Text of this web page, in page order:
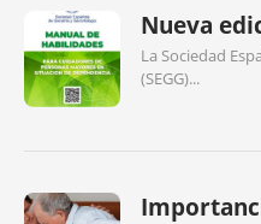
Nueva
La Sociedad
(SEGG)...